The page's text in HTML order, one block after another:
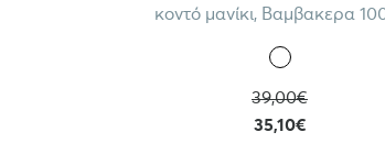
κοντό μανίκι, Βαμβακερα
39,00€
35,10€